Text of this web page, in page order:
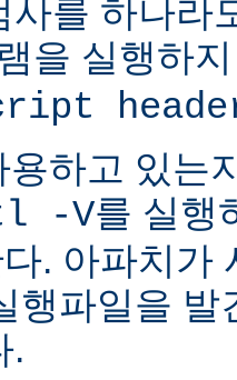
사를 하나라
을 실행하
하고 있는
-V를 실행
. 아파치가
행파일을 발
.